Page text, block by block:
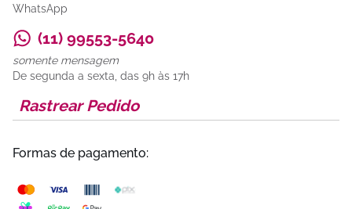
Formas de pagamento:
WhatsApp
(11) 99553-5640
somente mensagem
De segunda a sexta, das 9h às 17h
Rastrear Pedido